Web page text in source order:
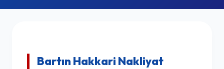
Bartın Hakkari Nakliyat